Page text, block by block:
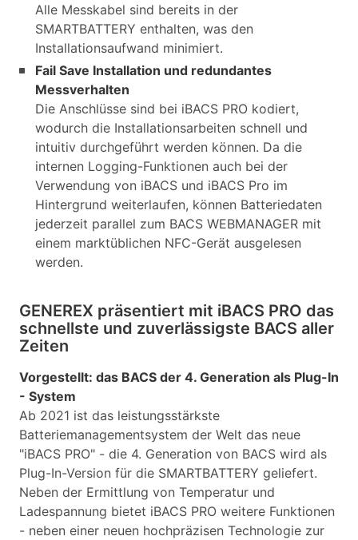
Alle Messkabel sind bereits in der
SMARTBATTERY enthalten, was den
Installationsaufwand minimiert.
Fail Save Installation und redundantes
Messverhalten
Die Anschlüsse sind bei iBACS PRO kodiert,
wodurch die Installationsarbeiten schnell und
intuitiv durchgeführt werden können. Da die
internen Logging-Funktionen auch bei der
Verwendung von iBACS und iBACS Pro im
Hintergrund weiterlaufen, können Batteriedaten
jederzeit parallel zum BACS WEBMANAGER mit
einem marktüblichen NFC-Gerät ausgelesen
werden.
GENEREX präsentiert mit iBACS PRO das
schnellste und zuverlässigste BACS aller
Zeiten
Vorgestellt: das BACS der 4. Generation als Plug-In
- System
Ab 2021 ist das leistungsstärkste
Batteriemanagementsystem der Welt das neue
"iBACS PRO" - die 4. Generation von BACS wird als
Plug-In-Version für die SMARTBATTERY geliefert.
Neben der Ermittlung von Temperatur und
Ladespannung bietet iBACS PRO weitere Funktionen
- neben einer neuen hochpräzisen Technologie zur